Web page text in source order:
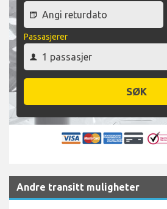
Passasjerer
SØK
Andre transitt muligheter